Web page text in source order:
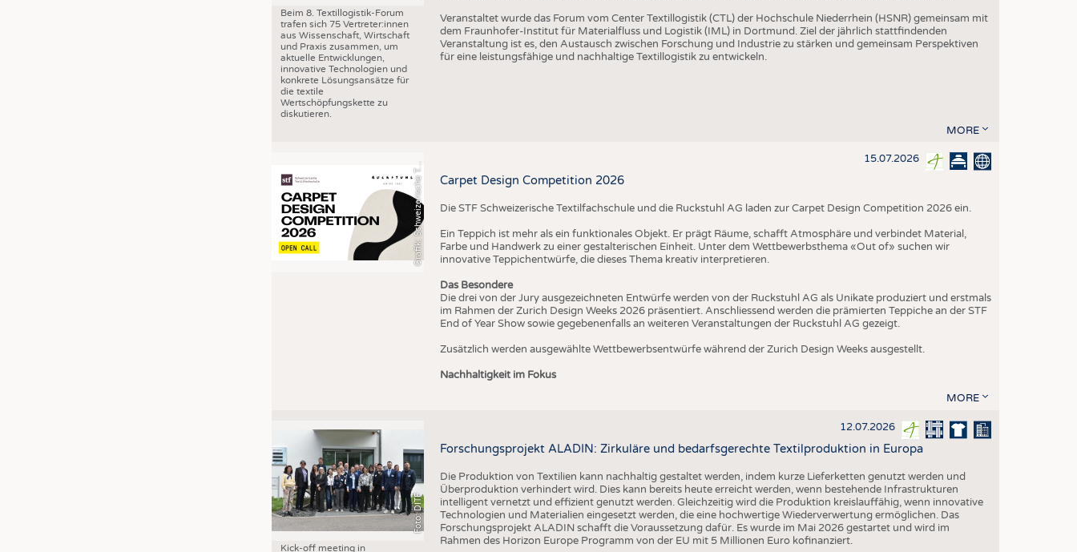
Beim 8. Textillogistik-Forum
trafen sich 75 Vertreter:innen
aus Wissenschaft, Wirtschaft
und Praxis zusammen, um
aktuelle Entwicklungen,
innovative Technologien und
konkrete Lösungsansätze für
die textile
Wertschöpfungskette zu
diskutieren.
Veranstaltet wurde das Forum vom Center Textillogistik (CTL) der Hochschule Niederrhein (HSNR) gemeinsam mit
dem Fraunhofer-Institut für Materialfluss und Logistik (IML) in Dortmund. Ziel der jährlich stattfindenden
Veranstaltung ist es, den Austausch zwischen Forschung und Industrie zu stärken und gemeinsam Perspektiven
für eine leistungsfähige und nachhaltige Textillogistik zu entwickeln.
MORE
r
a
f
i
k
:
S
c
h
w
e
i
z
e
r
i
s
c
h
e
T
e
t
i
l
f
a
c
h
s
c
h
u
l
e
S
T 15.07.2026
Carpet Design Competition 2026
Die STF Schweizerische Textilfachschule und die Ruckstuhl AG laden zur Carpet Design Competition 2026 ein.
Ein Teppich ist mehr als ein funktionales Objekt. Er prägt Räume, schafft Atmosphäre und verbindet Material,
Farbe und Handwerk zu einer gestalterischen Einheit. Unter dem Wettbewerbsthema «Out of» suchen wir
innovative Teppichentwürfe, die dieses Thema kreativ interpretieren.
Das Besondere
Die drei von der Jury ausgezeichneten Entwürfe werden von der Ruckstuhl AG als Unikate produziert und erstmals
im Rahmen der Zurich Design Weeks 2026 präsentiert. Anschliessend werden die prämierten Teppiche an der STF
End of Year Show sowie gegebenenfalls an weiteren Veranstaltungen der Ruckstuhl AG gezeigt.
Zusätzlich werden ausgewählte Wettbewerbsentwürfe während der Zurich Design Weeks ausgestellt.
Nachhaltigkeit im Fokus
MORE
Foto: DITF
Kick-off meeting in
12.07.2026
Forschungsprojekt ALADIN: Zirkuläre und bedarfsgerechte Textilproduktion in Europa
Die Produktion von Textilien kann nachhaltig gestaltet werden, indem kurze Lieferketten genutzt werden und
Überproduktion verhindert wird. Dies kann bereits heute erreicht werden, wenn bestehende Infrastrukturen
intelligent vernetzt und effizient genutzt werden. Gleichzeitig wird die Produktion kreislauffähig, wenn innovative
Technologien und Materialien eingesetzt werden, die eine hochwertige Wiederverwertung ermöglichen. Das
Forschungsprojekt ALADIN schafft die Voraussetzung dafür. Es wurde im Mai 2026 gestartet und wird im
Rahmen des Horizon Europe Programm von der EU mit 5 Millionen Euro kofinanziert.